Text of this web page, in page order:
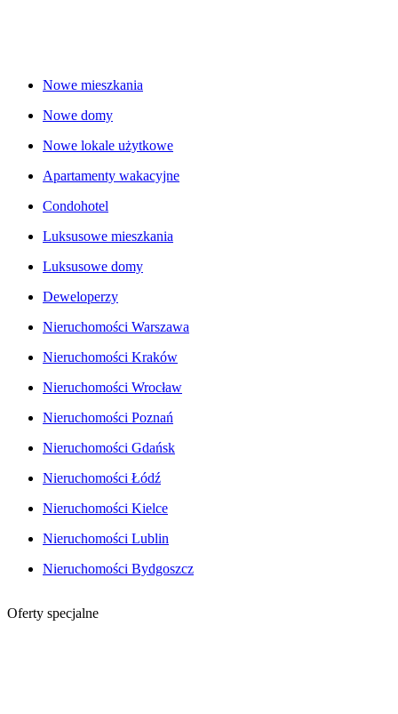
Nowe mieszkania
Nowe domy
Nowe lokale użytkowe
Apartamenty wakacyjne
Condohotel
Luksusowe mieszkania
Luksusowe domy
Deweloperzy
Nieruchomości Warszawa
Nieruchomości Kraków
Nieruchomości Wrocław
Nieruchomości Poznań
Nieruchomości Gdańsk
Nieruchomości Łódź
Nieruchomości Kielce
Nieruchomości Lublin
Nieruchomości Bydgoszcz
Oferty specjalne